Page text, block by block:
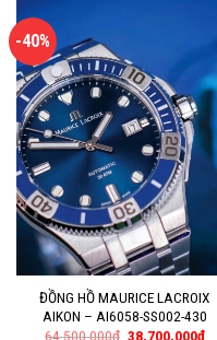
-40%
ĐỒNG HỒ MAURICE LACROIX
AIKON – AI6058-SS002-430
64,500,000₫ 38,700,000₫